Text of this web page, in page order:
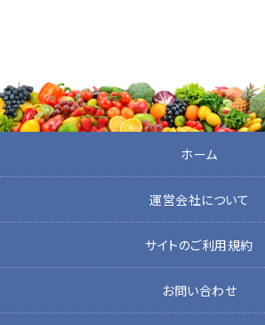
ホーム
運営会社について
サイトのご利用規約
お問い合わせ